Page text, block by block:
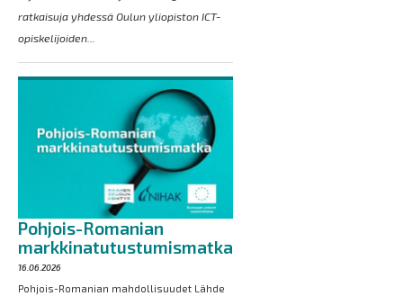
ratkaisuja yhdessä Oulun yliopiston ICT-
opiskelijoiden...
Pohjois-Romanian
markkinatutustumismatka
16.06.2026
Pohjois-Romanian mahdollisuudet Lähde